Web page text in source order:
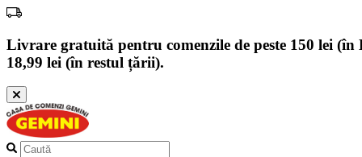
Livrare gratuită pentru comenzile de peste 150 lei
18,99 lei (în restul țării).